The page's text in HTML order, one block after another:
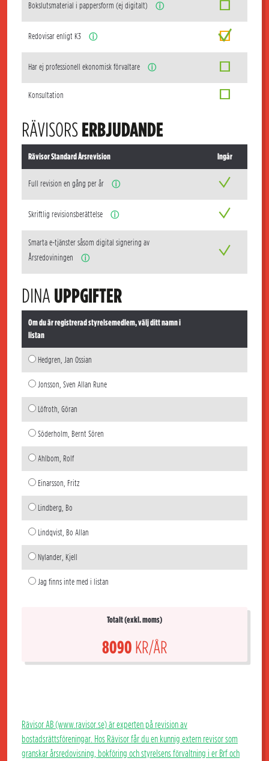
Bokslutsmaterial i pappersform (ej digitalt) ⓘ
Redovisar enligt K3 ⓘ
Har ej professionell ekonomisk förvaltare ⓘ
Konsultation
RÄVISORSERBJUDANDE
Rävisor Standard Årsrevision Ingår
Full revision en gång per år ⓘ
Skriftlig revisionsberättelse ⓘ
Smarta e-tjänster såsom digital signering av
Årsredoviningen
ⓘ
DINA UPPGIFTER
Om du är registrerad styrelsemedlem, välj ditt namn i
listan
Hedgren, Jan Ossian
Jonsson, Sven Allan Rune
Löfroth, Göran
Söderholm, Bernt Sören
Ahlbom, Rolf
Einarsson, Fritz
Lindberg, Bo
Lindqvist, Bo Allan
Nylander, Kjell
Jag finns inte med i listan
Totalt (exkl. moms)
8090 KR/ÅR
Rävisor AB (www.ravisor.se) är experten på revision av
bostadsrättsföreningar. Hos Rävisor får du en kunnig extern revisor som
granskar årsredovisning, bokföring och styrelsens förvaltning i er Brf och